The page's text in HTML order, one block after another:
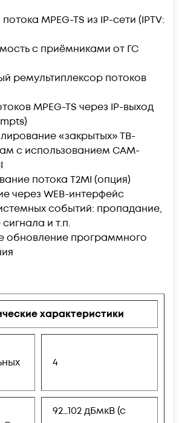
MPEG-TS из IP-сети (IPTV:
с приёмниками от ГС
ремультиплексор потоков
MPEG-TS через IP-выход
«закрытых» ТВ-
с использованием CAM-
потока T2MI (опция)
через WEB-интерфейс
событий: пропадание,
и т.п.
обновление программного
характеристики
4
92…102 дБмкВ (с